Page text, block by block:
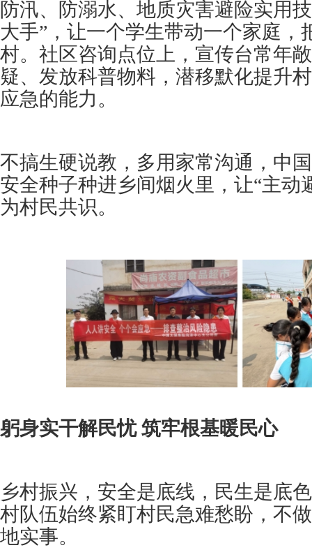
防汛、防溺水、地质灾害避险实用
大手”，让一个学生带动一个家庭，
村。社区咨询点位上，宣传台常年
疑、发放科普物料，潜移默化提升
应急的能力。
不搞生硬说教，多用家常沟通，中
安全种子种进乡间烟火里，让“主动
为村民共识。
躬身实干解民忧 筑牢根基暖民心
乡村振兴，安全是底线，民生是底
村队伍始终紧盯村民急难愁盼，不
地实事。